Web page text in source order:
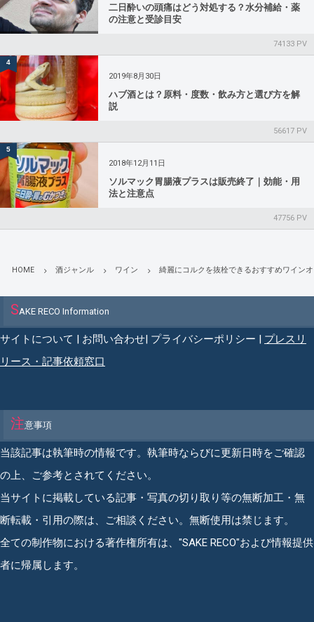
二日酔いの頭痛はどう対処する？水分補給・薬
の注意と受診目安
74133 PV
4
2019年8月30日
ハブ酒とは？原料・度数・飲み方と選び方を解
説
56617 PV
5
2018年12月11日
ソルマック胃腸液プラスは販売終了｜効能・用
法と注意点
47756 PV
HOME 酒ジャンル ワイン 綺麗にコルクを抜栓できるおすすめワイン
SAKE RECO Information
サイトについて お問い合わせ プライバシーポリシー
プレスリ
リース・記事依頼窓口
注意事項
当該記事は執筆時の情報です。執筆時ならびに更新日時をご確認
の上、ご参考とされてください。
当サイトに掲載している記事・写真の切り取り等の無断加工・無
断転載・引用の際は、ご相談ください。無断使用は禁じます。
全ての制作物における著作権所有は、"SAKE RECO"および情報提供
者に帰属します。